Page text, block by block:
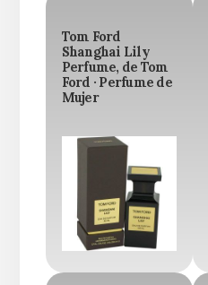
Tom Ford
Shanghai Lily
Perfume, de Tom
Ford · Perfume de
Mujer